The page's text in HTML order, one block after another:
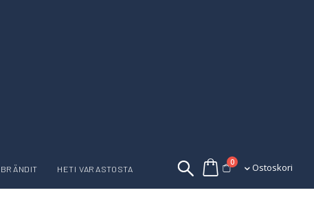
Ostoskori
0tuotettaOstoskori
BRÄNDIT HETI VARASTOSTA